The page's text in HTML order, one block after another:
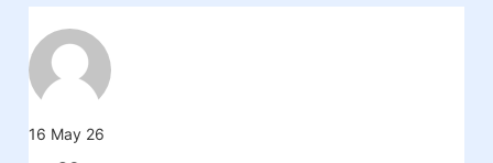
16 May 26